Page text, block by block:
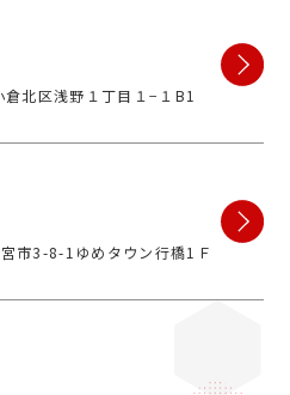
北区浅野１丁目１−１B1
市3-8-1ゆめタウン行橋1Ｆ